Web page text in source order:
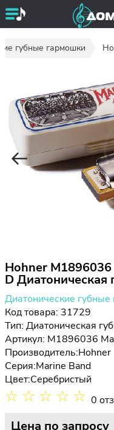
губные гармошки
Hohner
D Диатоническая
Диатонические
Код товара: 31729
Тип: Диатоническая
Артикул: M1896036
Производитель:Hohner
Серия:Marine Band
Цвет:Серебристый
☆ ☆ ☆ ☆ ☆ 0
Цена по запросу